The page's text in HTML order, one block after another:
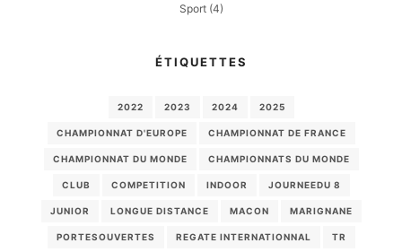
Sport(4)
ÉTIQUETTES
2022 2023 2024 2025
CHAMPIONNAT D'EUROPE CHAMPIONNAT DE FRANCE
CHAMPIONNAT DU MONDE CHAMPIONNATS DU MONDE
CLUB COMPETITION INDOOR JOURNEEDU 8
JUNIOR LONGUE DISTANCE MACON MARIGNANE
PORTESOUVERTES REGATE INTERNATIONNAL TR